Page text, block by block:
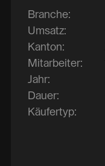
Branche:
Umsatz:
Kanton:
Mitarbeiter:
Jahr:
Dauer:
Käufertyp: